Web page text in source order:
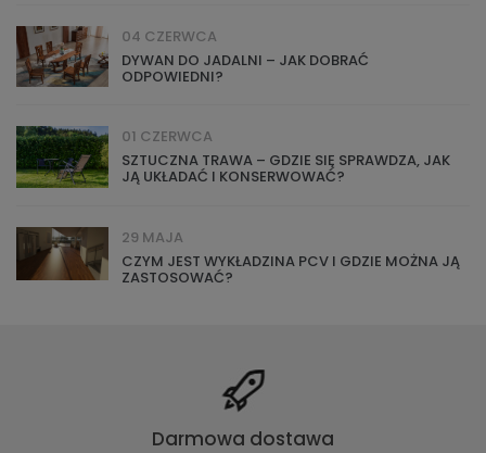
04 CZERWCA
DYWAN DO JADALNI – JAK DOBRAĆ
ODPOWIEDNI?
01 CZERWCA
SZTUCZNA TRAWA – GDZIE SIĘ SPRAWDZA, JAK
JĄ UKŁADAĆ I KONSERWOWAĆ?
29 MAJA
CZYM JEST WYKŁADZINA PCV I GDZIE MOŻNA JĄ
ZASTOSOWAĆ?
Darmowa dostawa